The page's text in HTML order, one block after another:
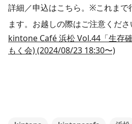
詳細／申込はこちら。※これまで
ます。お越しの際はご注意くださ
kintone Café 浜松 Vol.44「生存
もく会) (2024/08/23 18:30〜)